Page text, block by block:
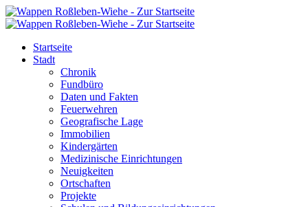
Startseite
Stadt
Chronik
Fundbüro
Daten und Fakten
Feuerwehren
Geografische Lage
Immobilien
Kindergärten
Medizinische Einrichtungen
Neuigkeiten
Ortschaften
Projekte